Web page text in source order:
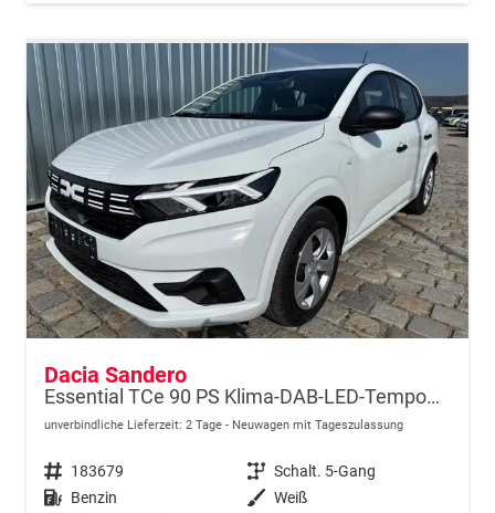
Dacia Sandero
Essential TCe 90 PS Klima-DAB-LED-Tempomat-Limiter-sofort
unverbindliche Lieferzeit: 2 Tage Neuwagen mit Tageszulassung
Fahrzeugnr. 183679 Getriebe Schalt. 5-Gang
Kraftstoff Benzin Außenfarbe Weiß